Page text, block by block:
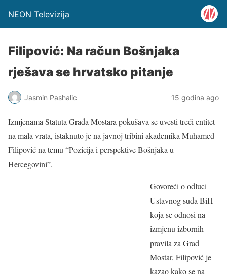
NEON Televizija
Filipović: Na račun Bošnjaka
rješava se hrvatsko pitanje
Jasmin Pashalic 15 godina ago
Izmjenama Statuta Grada Mostara pokušava se uvesti treći entitet
na mala vrata, istaknuto je na javnoj tribini akademika Muhamed
Filipović na temu “Pozicija i perspektive Bošnjaka u
Hercegovini”.
Govoreći o odluci
Ustavnog suda BiH
koja se odnosi na
izmjenu izbornih
pravila za Grad
Mostar, Filipović je
kazao kako se na